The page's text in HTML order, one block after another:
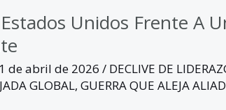
Unidos Frente A
de abril de 2026 / DECLIVE DE
GLOBAL, GUERRA QUE ALEJA